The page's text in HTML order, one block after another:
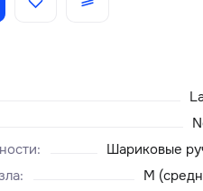
:
Шариковые
:
M